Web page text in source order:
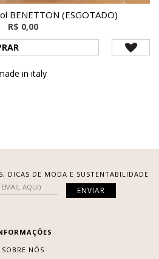
BENETTON (ESGOTADO)
R$ 0,00
in italy
DICAS DE MODA E SUSTENTABILIDADE
SOBRE NÓS